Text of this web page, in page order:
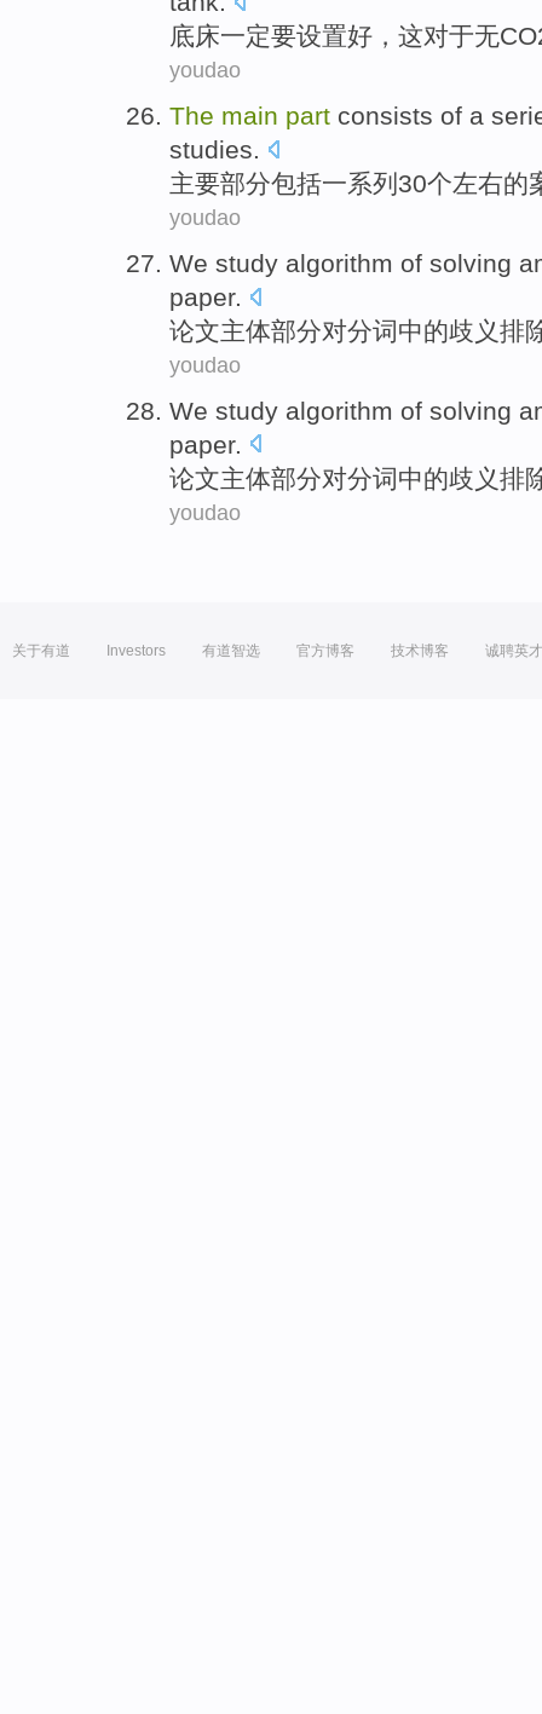
底床一定要设置好 ， 这对于无
youdao
The main part consists of a
studies.
主要部分包括一系列 30个左右的
youdao
We study algorithm of solving
paper.
论文主体部分对分词中的歧义排
youdao
We study algorithm of solving
paper.
论文主体部分对分词中的歧义排
youdao
关于有道 Investors 有道智选 官方博客 技术博客 诚聘英才